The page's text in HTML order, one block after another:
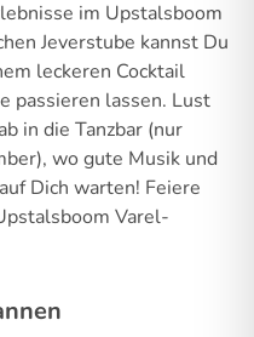
im Upstalsboom
Jeverstube kannst Du
leckeren Cocktail
passieren lassen. Lust
in die Tanzbar (nur
wo gute Musik und
Dich warten! Feiere
Varel-